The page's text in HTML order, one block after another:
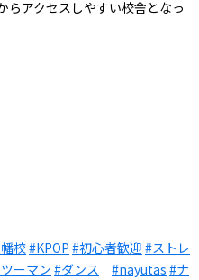
らアクセスしやすい校舎となっ
校#KPOP #初心者歓迎 #ストレ
ーマン #ダンス #nayutas #ナ